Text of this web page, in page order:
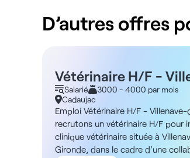
D’autres offres
Vétérinaire H/F -
d'Ornon 33
Salarié
3000 - 4000 par mois
Cadaujac
Emploi Vétérinaire H/F -
recrutons un vétérinaire H/F pour
clinique vétérinaire située à
Gironde, dans le cadre d'une